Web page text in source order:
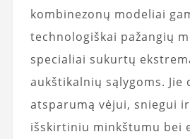
kombinezonų modeliai
technologiškai pažangių
specialiai sukurtų
aukštikalnių sąlygoms. Jie
atsparumą vėjui, sniegui
išskirtiniu minkštumu bei